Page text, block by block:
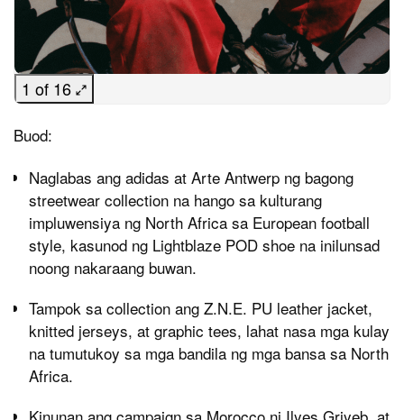
1 of 16
Buod:
Naglabas ang adidas at Arte Antwerp ng bagong
streetwear collection na hango sa kulturang
impluwensiya ng North Africa sa European football
style, kasunod ng Lightblaze POD shoe na inilunsad
noong nakaraang buwan.
Tampok sa collection ang Z.N.E. PU leather jacket,
knitted jerseys, at graphic tees, lahat nasa mga kulay
na tumutukoy sa mga bandila ng mga bansa sa North
Africa.